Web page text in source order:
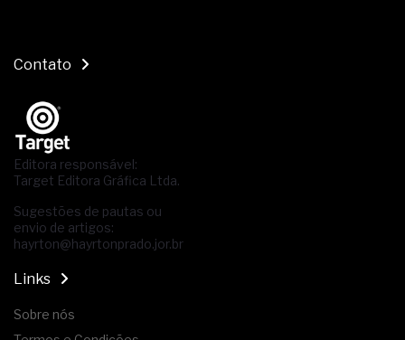
Contato
Editora responsável:
Target Editora Gráfica Ltda.
Sugestões de pautas ou
envio de artigos:
hayrton@hayrtonprado.jor.br
Links
Sobre nós